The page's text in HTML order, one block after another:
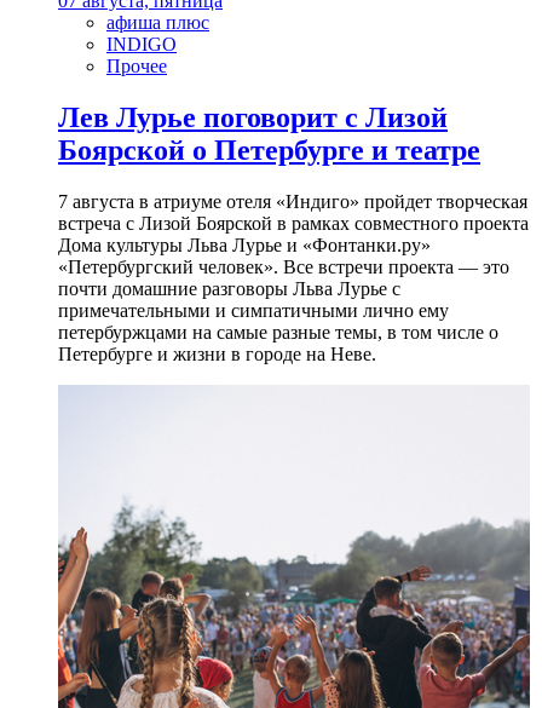
афиша плюс
INDIGO
Прочее
Лев Лурье поговорит с Лизой
Боярской о Петербурге и театре
7 августа в атриуме отеля «Индиго» пройдет творческая
встреча с Лизой Боярской в рамках совместного проекта
Дома культуры Льва Лурье и «Фонтанки.ру»
«Петербургский человек». Все встречи проекта — это
почти домашние разговоры Льва Лурье с
примечательными и симпатичными лично ему
петербуржцами на самые разные темы, в том числе о
Петербурге и жизни в городе на Неве.